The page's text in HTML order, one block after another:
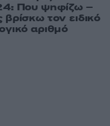
Που ψηφίζω –
τον ειδικό
αριθμό